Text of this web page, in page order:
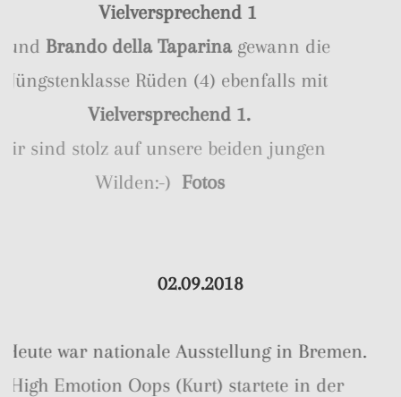
Vielversprechend 1
undBrando della Taparinagewann die
Jüngstenklasse Rüden (4) ebenfalls mit
Vielversprechend 1.
Wir sind stolz auf unsere beiden jungen
Wilden:-)Fotos
02.09.2018
Heute war nationale Ausstellung in Bremen.
High Emotion Oops (Kurt) startete in der